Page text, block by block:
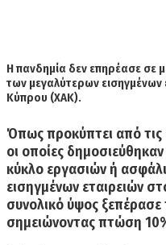
Η πανδημία δεν επηρέασε σε
των μεγαλύτερων εισηγμένων
Κύπρου (ΧΑΚ).
Όπως προκύπτει από τις
οι οποίες
κύκλο εργασιών ή
εισηγμένων εταιρειών
συνολικό ύψος
σημειώνονταςπτώση